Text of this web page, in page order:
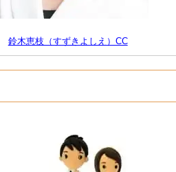
鈴木恵枝（すずきよしえ）CC